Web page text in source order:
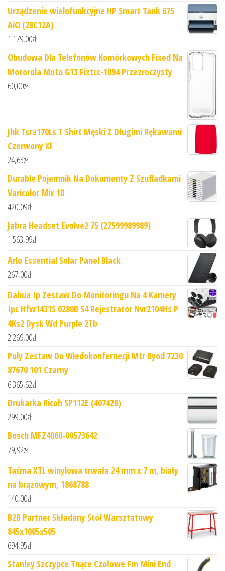
Urządzenie wielofunkcyjne HP Smart Tank 675
AiO (28C12A)
1 179,00zł
Obudowa Dla Telefonów Komórkowych Fixed Na
Motorola Moto G13 Fixtcc-1094 Przezroczysty
60,00zł
Jhk Tsra170Ls T Shirt Męski Z Długimi Rękawami
Czerwony Xl
24,63zł
Durable Pojemnik Na Dokumenty Z Szufladkami
Varicolor Mix 10
420,09zł
Jabra Headset Evolve2 75 (27599989989)
1 563,99zł
Arlo Essential Solar Panel Black
267,00zł
Dahua Ip Zestaw Do Monitoringu Na 4 Kamery
Ipc Hfw1431S 0280B S4 Rejestrator Nvr2104Hs P
4Ks2 Dysk Wd Purple 2Tb
2 269,00zł
Poly Zestaw Do Wiedokonfernecji Mtr Byod 7230
87670 101 Czarny
6 365,62zł
Drukarka Ricoh SP112E (407428)
299,00zł
Bosch MFZ4060-00573642
79,92zł
Taśma XTL winylowa trwała 24 mm x 7 m, biały
na brązowym, 1868788
140,00zł
B2B Partner Składany Stół Warsztatowy
845x1005x505
694,95zł
Stanley Szczypce Tnące Czołowe Fm Mini End